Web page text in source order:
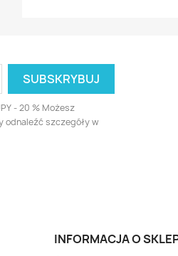
- 20 % Możesz
odnaleźć szczegóły w
INFORMACJA O